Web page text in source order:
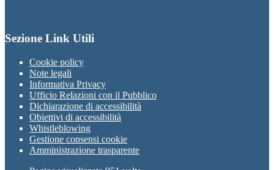
Sezione Link Utili
Cookie policy
Note legali
Informativa Privacy
Ufficio Relazioni con il Pubblico
Dichiarazione di accessibilità
Obiettivi di accessibilità
Whistleblowing
Gestione consensi cookie
Amministrazione trasparente